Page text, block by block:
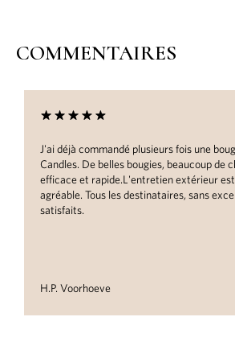
COMMENTAIRES
Wow, de beaux produits, un
manuscrite jointe pour les mariés.
recommandé comme cadeau !
Suzanne van Tiel